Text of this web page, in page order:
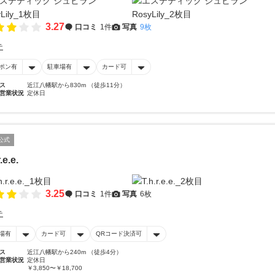
3.27 口コミ 1件 写真 9枚
ン有 駐車場有 カード可
近江八幡駅から830m （徒歩11分）
業状況 定休日
式
3.25 口コミ 1件 写真 6枚
有 カード可 QRコード決済可
近江八幡駅から240m （徒歩4分）
業状況 定休日
￥3,850〜￥18,700